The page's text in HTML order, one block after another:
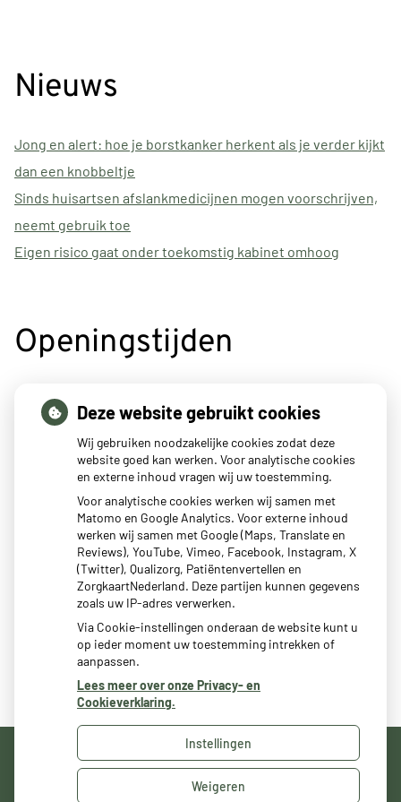
Nieuws
Jong en alert: hoe je borstkanker herkent als je verder kijkt
dan een knobbeltje
Sinds huisartsen afslankmedicijnen mogen voorschrijven,
neemt gebruik toe
Eigen risico gaat onder toekomstig kabinet omhoog
Openingstijden
Maandag:
14:30tot
- 17:00
8:00 tot
- 12:00
14:30tot
- 17:00
Woensdag:
8:00tot
- 12:00
14:30tot
- 17:00
Donderdag:
8:00tot
- 12:00
14:30tot
- 17:00
8:00 tot- 12:00
14:30tot
- 17:00
Uw Zorg Online|Beheer
Deze website gebruikt cookies
Wij gebruiken noodzakelijke cookies zodat deze
website goed kan werken. Voor analytische cookies
en externe inhoud vragen wij uw toestemming.
Voor analytische cookies werken wij samen met
Matomo en Google Analytics. Voor externe inhoud
werken wij samen met Google (Maps, Translate en
Reviews), YouTube, Vimeo, Facebook, Instagram, X
(Twitter), Qualizorg, Patiëntenvertellen en
ZorgkaartNederland. Deze partijen kunnen gegevens
zoals uw IP-adres verwerken.
Via Cookie-instellingen onderaan de website kunt u
op ieder moment uw toestemming intrekken of
aanpassen.
Lees meer over onze Privacy- en
Cookieverklaring.
Instellingen
Weigeren